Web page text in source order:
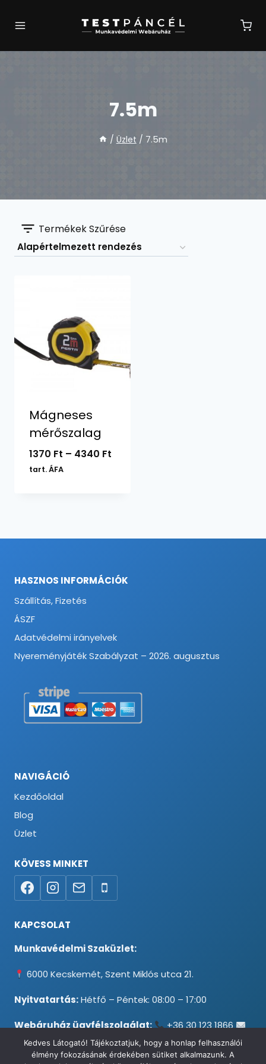
7.5m
/ Üzlet / 7.5m
Termékek Szűrése
Mágneses
mérőszalag
1370 Ft – 4340 FtÁrtartomány:
tart. ÁFA
HASZNOS INFORMÁCIÓK
Szállítás, Fizetés
ÁSZF
Adatvédelmi irányelvek
Nyereményjáték Szabályzat – 2026. augusztus
NAVIGÁCIÓ
Kezdőoldal
Blog
Üzlet
KÖVESS MINKET
KAPCSOLAT
Munkavédelmi Szaküzlet:
6000 Kecskemét, Szent Miklós utca 21.
Nyitvatartás:Hétfő – Péntek: 08:00 – 17:00
Webáruház ügyfélszolgálat:
+36 30 123 1866
info@testpancel.hu
Kedves Látogató! Tájékoztatjuk, hogy a honlap felhasználói
élmény fokozásának érdekében sütiket alkalmazunk. A